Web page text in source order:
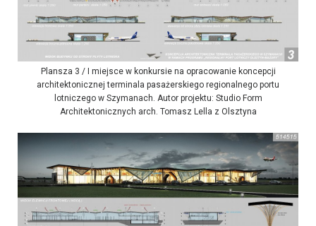
Plansza 3 / I miejsce w konkursie na opracowanie koncepcji
architektonicznej terminala pasażerskiego regionalnego portu
lotniczego w Szymanach. Autor projektu: Studio Form
Architektonicznych arch. Tomasz Lella z Olsztyna